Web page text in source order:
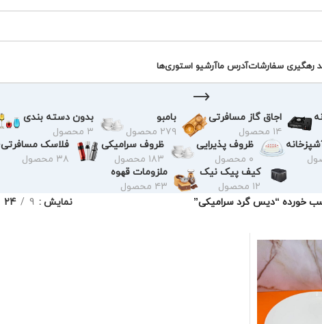
رهگیری سفارشاتآدرس ماآرشیو استوری‌ها
اجاق گاز مسافرتی
۱۴ محصول
بامبو
۲۷۹ محصول
بدون دسته بندی
۳ محصول
ظروف پذیرایی
۰ محصول
ظروف سرامیکی
۱۸۳ محصول
فلاسک مسافرتی
۳۸ محصول
کیف پیک نیک
۱۲ محصول
ملزومات قهوه
۴۳ محصول
خورده “دیس گرد سرامیکی” نمایش 9
24